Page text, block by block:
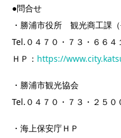
●問合せ
・勝浦市役所 観光商工課（
Tel.０４７０・７３・６６４
ＨＰ： https://
・勝浦市観光協会
Tel.０４７０・７３・２５０
・海上保安庁ＨＰ